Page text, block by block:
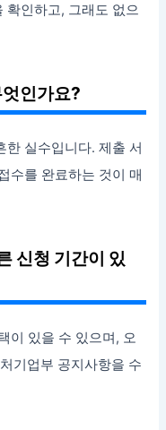
확인하고, 그래도 없으
인가요?
한 실수입니다. 제출 서
수를 완료하는 것이 매
신청 기간이 있
이 있을 수 있으며, 오
기업부 공지사항을 수